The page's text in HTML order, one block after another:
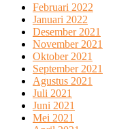
Februari 2022
Januari 2022
Desember 2021
November 2021
Oktober 2021
September 2021
Agustus 2021
Juli 2021
Juni 2021
Mei 2021